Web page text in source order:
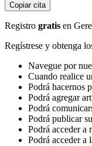
Copiar cita
Registro gratis en
Regístrese y obtenga
Navegue por
Cuando realice
Podrá hacernos
Podrá agregar
Podrá
Podrá publicar
Podrá acceder a
Podrá acceder a